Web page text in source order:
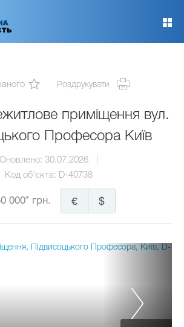
Роздрукувати
приміщення вул.
Професора Київ
Оновлено: 30.07.2026
Код об'єкта: D-40738
000* грн. $
€